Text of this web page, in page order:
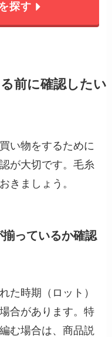
探す
前に確認したい
い物をするために
が大切です。毛糸
きましょう。
っているか確認
た時期（ロット）
合があります。特
む場合は、商品説